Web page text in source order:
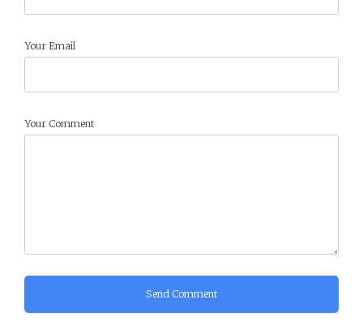
Your Email
Your Comment
Send Comment